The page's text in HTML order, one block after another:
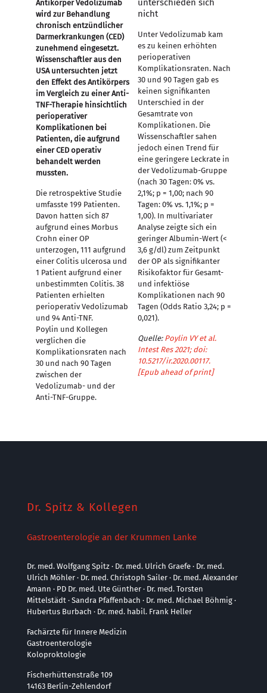
Antikörper Vedolizumab
wird zur Behandlung
chronisch entzündlicher
Darmerkrankungen (CED)
zunehmend eingesetzt.
Wissenschaftler aus den
USA untersuchten jetzt
den Effekt des Antikörpers
im Vergleich zu einer Anti-
TNF-Therapie hinsichtlich
perioperativer
Komplikationen bei
Patienten, die aufgrund
einer CED operativ
behandelt werden
mussten.
Die retrospektive Studie
umfasste 199 Patienten.
Davon hatten sich 87
aufgrund eines Morbus
Crohn einer OP
unterzogen, 111 aufgrund
einer Colitis ulcerosa und
1 Patient aufgrund einer
unbestimmten Colitis. 38
Patienten erhielten
perioperativ Vedolizumab
und 94 Anti-TNF.
Poylin und Kollegen
verglichen die
Komplikationsraten nach
30 und nach 90 Tagen
zwischen der
Vedolizumab- und der
Anti-TNF-Gruppe.
unterschieden sich
nicht
Unter Vedolizumab kam
es zu keinen erhöhten
perioperativen
Komplikationsraten. Nach
30 und 90 Tagen gab es
keinen signifikanten
Unterschied in der
Gesamtrate von
Komplikationen. Die
Wissenschaftler sahen
jedoch einen Trend für
eine geringere Leckrate in
der Vedolizumab-Gruppe
(nach 30 Tagen: 0% vs.
2,1%; p = 1,00; nach 90
Tagen: 0% vs. 1,1%; p =
1,00). In multivariater
Analyse zeigte sich ein
geringer Albumin-Wert (<
3,6 g/dl) zum Zeitpunkt
der OP als signifikanter
Risikofaktor für Gesamt-
und infektiöse
Komplikationen nach 90
Tagen (Odds Ratio 3,24; p =
0,021).
Quelle: Poylin VY et al.
Intest Res 2021; doi:
10.5217/ir.2020.00117.
[Epub ahead of print]
Dr. Spitz & Kollegen
Gastroenterologie an der Krummen Lanke
Dr. med. Wolfgang Spitz · Dr. med. Ulrich Graefe · Dr. med.
Ulrich Möhler · Dr. med. Christoph Sailer · Dr. med. Alexander
Amann · PD Dr. med. Ute Günther · Dr. med. Torsten
Mittelstädt · Sandra Pfaffenbach · Dr. med. Michael Böhmig ·
Hubertus Burbach · Dr. med. habil. Frank Heller
Fachärzte für Innere Medizin
Gastroenterologie
Koloproktologie
Fischerhüttenstraße 109
14163 Berlin-Zehlendorf